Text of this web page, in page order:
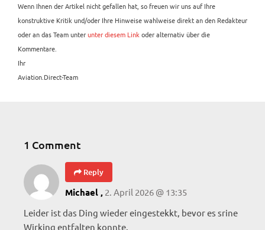
Wenn Ihnen der Artikel nicht gefallen hat, so freuen wir uns auf Ihre
konstruktive Kritik und/oder Ihre Hinweise wahlweise direkt an den Redakteur
oder an das Team unterunter diesem Link oder alternativ über die
Kommentare.
Ihr
Aviation.Direct-Team
1 Comment
Reply
Michael , 2. April 2026 @ 13:35
Leider ist das Ding wieder eingestekkt, bevor es srine
Wirking entfalten konnte.